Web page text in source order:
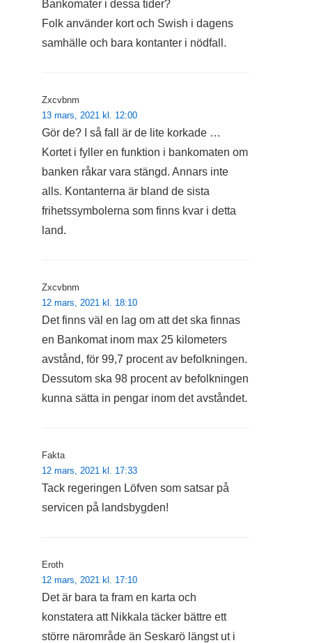
Bankomater i dessa tider?
Folk använder kort och Swish i dagens
samhälle och bara kontanter i nödfall.
Zxcvbnm
13 mars, 2021 kl. 12:00
Gör de? I så fall är de lite korkade …
Kortet i fyller en funktion i bankomaten om
banken råkar vara stängd. Annars inte
alls. Kontanterna är bland de sista
frihetssymbolerna som finns kvar i detta
land.
Zxcvbnm
12 mars, 2021 kl. 18:10
Det finns väl en lag om att det ska finnas
en Bankomat inom max 25 kilometers
avstånd, för 99,7 procent av befolkningen.
Dessutom ska 98 procent av befolkningen
kunna sätta in pengar inom det avståndet.
Fakta
12 mars, 2021 kl. 17:33
Tack regeringen Löfven som satsar på
servicen på landsbygden!
Eroth
12 mars, 2021 kl. 17:10
Det är bara ta fram en karta och
konstatera att Nikkala täcker bättre ett
större närområde än Seskarö längst ut i